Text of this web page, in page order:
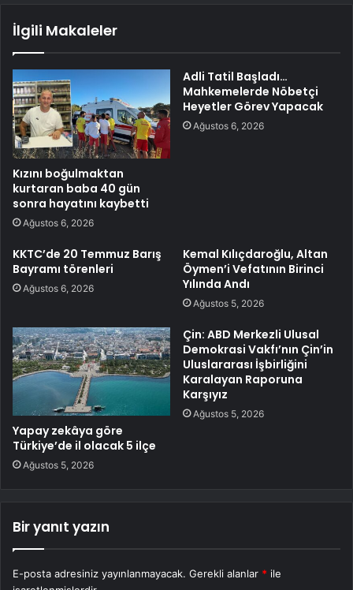
İlgili Makaleler
Kızını boğulmaktan
kurtaran baba 40 gün
sonra hayatını kaybetti
Ağustos 6, 2026
Adli Tatil Başladı…
Mahkemelerde Nöbetçi
Heyetler Görev Yapacak
Ağustos 6, 2026
KKTC’de 20 Temmuz Barış
Bayramı törenleri
Ağustos 6, 2026
Kemal Kılıçdaroğlu, Altan
Öymen’i Vefatının Birinci
Yılında Andı
Ağustos 5, 2026
Yapay zekâya göre
Türkiye’de il olacak 5 ilçe
Ağustos 5, 2026
Çin: ABD Merkezli Ulusal
Demokrasi Vakfı’nın Çin’in
Uluslararası İşbirliğini
Karalayan Raporuna
Karşıyız
Ağustos 5, 2026
Bir yanıt yazın
E-posta adresiniz yayınlanmayacak. Gerekli alanlar * ile